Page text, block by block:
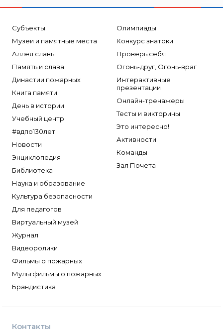
Субъекты
Музеи и памятные места
Аллея славы
Память и слава
Династии пожарных
Книга памяти
День в истории
Учебный центр
#вдпо130лет
Новости
Энциклопедия
Библиотека
Наука и образование
Культура безопасности
Для педагогов
Виртуальный музей
Журнал
Видеоролики
Фильмы о пожарных
Мультфильмы о пожарных
Брандистика
Олимпиады
Конкурс знатоки
Проверь себя
Огонь-друг, Огонь-враг
Интерактивные
презентации
Онлайн-тренажеры
Тесты и викторины
Это интересно!
Активности
Команды
Зал Почета
Контакты